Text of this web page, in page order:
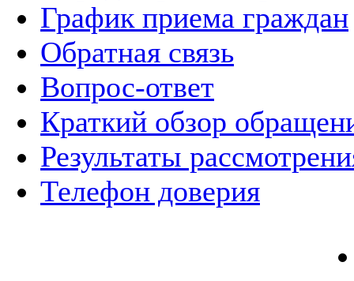
График приема граждан
Обратная связь
Вопрос-ответ
Краткий обзор
Результаты
Телефон доверия